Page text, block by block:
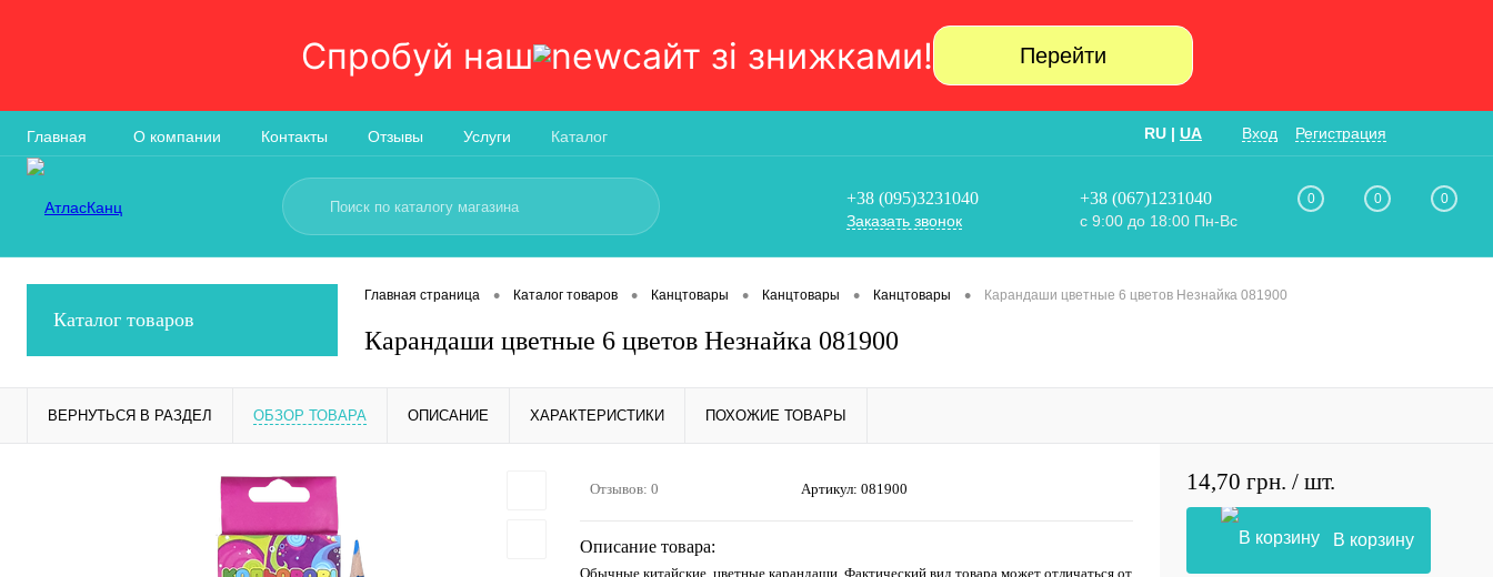
Спробуй наш сайт зi знижками! Перейти
Главная О компании Контакты Отзывы Услуги Каталог RU | UA Вход Регистрация
+38 (095)3231040
Заказать звонок
+38 (067)1231040
с 9:00 до 18:00 Пн-Вс
0 0 0
Каталог товаров
Главная страница • Каталог товаров • Канцтовары • Канцтовары • Канцтовары • Карандаши цветные 6 цветов Незнайка 081900
Карандаши цветные 6 цветов Незнайка 081900
ВЕРНУТЬСЯ В РАЗДЕЛ ОБЗОР ТОВАРА ОПИСАНИЕ ХАРАКТЕРИСТИКИ ПОХОЖИЕ ТОВАРЫ
Отзывов: 0 Артикул: 081900
Описание товара:
Обычные китайские, цветные карандаши. Фактический вид товара может отличаться от
14,70 грн. / шт.
В корзину